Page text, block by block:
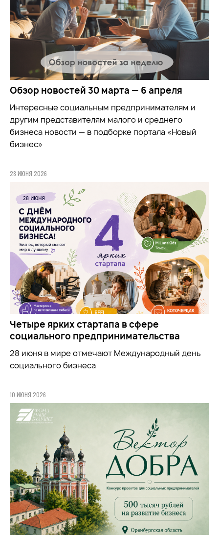
Обзор новостей 30 марта — 6 апреля
Интересные социальным предпринимателям и
другим представителям малого и среднего
бизнеса новости — в подборке портала «Новый
бизнес»
28 ИЮНЯ 2026
Четыре ярких стартапа в сфере
социального предпринимательства
28 июня в мире отмечают Международный день
социального бизнеса
10 ИЮНЯ 2026